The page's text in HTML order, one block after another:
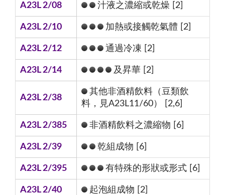
A23L 2/08 汁液之濃縮或乾燥 [2]
A23L 2/10 加熱或接觸乾氣體 [2]
A23L 2/12 通過冷凍 [2]
A23L 2/14 及昇華 [2]
A23L 2/38
其他非酒精飲料（豆類飲
料，見A23L11/60） [2,6]
A23L 2/385 非酒精飲料之濃縮物 [6]
A23L 2/39 乾組成物 [6]
A23L 2/395 有特殊的形狀或形式 [6]
A23L 2/40 起泡組成物 [2]